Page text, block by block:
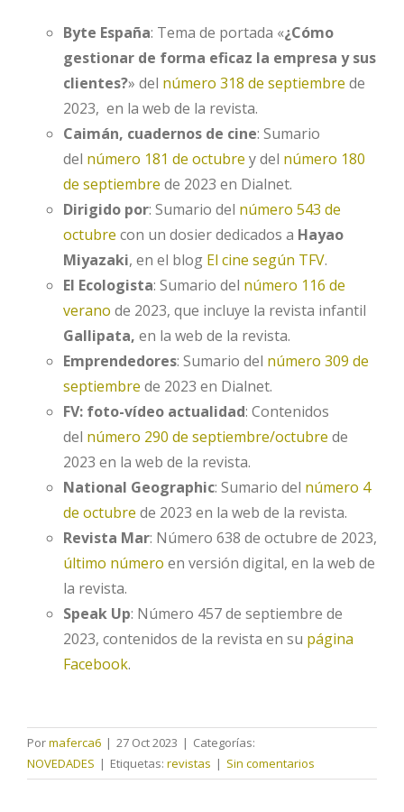
Byte España: Tema de portada «¿Cómo
gestionar de forma eficaz la empresa y sus
clientes?» del número 318 de septiembre de
2023, en la web de la revista.
Caimán, cuadernos de cine: Sumario
del número 181 de octubre y del número 180
de septiembre de 2023 en Dialnet.
Dirigido por: Sumario del número 543 de
octubre con un dosier dedicados a Hayao
Miyazaki, en el blog El cine según TFV.
El Ecologista: Sumario del número 116 de
verano de 2023, que incluye la revista infantil
Gallipata, en la web de la revista.
Emprendedores: Sumario del número 309 de
septiembre de 2023 en Dialnet.
FV: foto-vídeo actualidad: Contenidos
del número 290 de septiembre/octubre de
2023 en la web de la revista.
National Geographic: Sumario del número 4
de octubre de 2023 en la web de la revista.
Revista Mar: Número 638 de octubre de 2023,
último número en versión digital, en la web de
la revista.
Speak Up: Número 457 de septiembre de
2023, contenidos de la revista en su página
Facebook.
Pormaferca6 | 27 Oct 2023 | Categorías:
NOVEDADES | Etiquetas: revistas | Sin comentarios